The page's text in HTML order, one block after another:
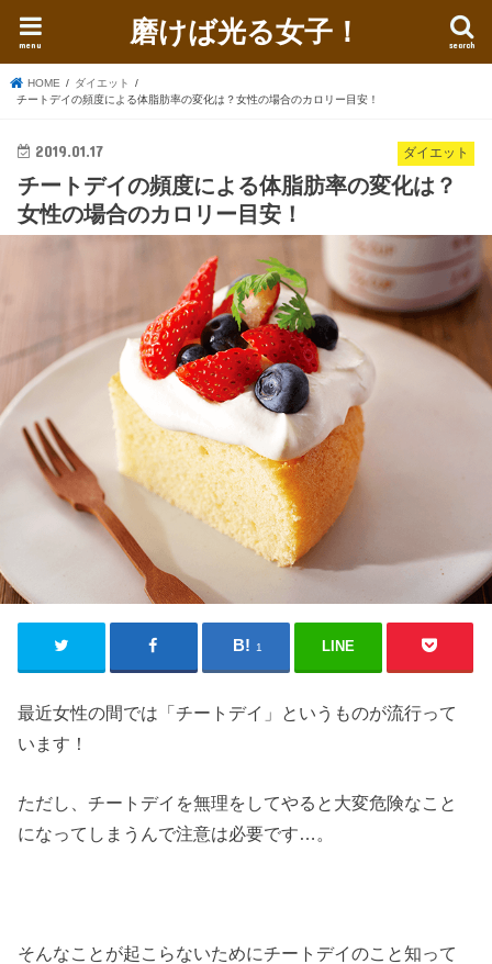
磨けば光る女子！ search
menu
HOME
ダイエット
チートデイの頻度による体脂肪率の変化は？女性の場合のカロリー目安！
ダイエット
2019.01.17
チートデイの頻度による体脂肪率の変化は？
女性の場合のカロリー目安！
1 LINE
最近女性の間では「チートデイ」というものが流行って
います！
ただし、チートデイを無理をしてやると大変危険なこと
になってしまうんで注意は必要です…。
そんなことが起こらないためにチートデイのこと知って